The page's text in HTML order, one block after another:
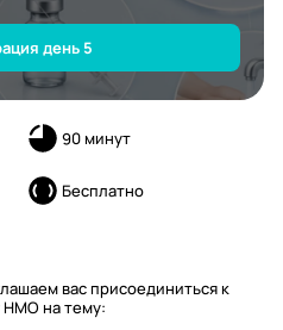
день 5
90 минут
Бесплатно
вас присоединиться к
НМО на тему: